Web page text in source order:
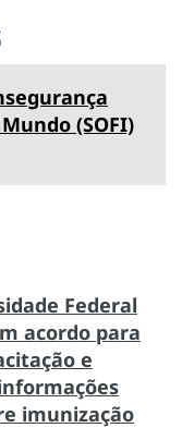
(SOFI)
Federal
acordo para
e
imunização